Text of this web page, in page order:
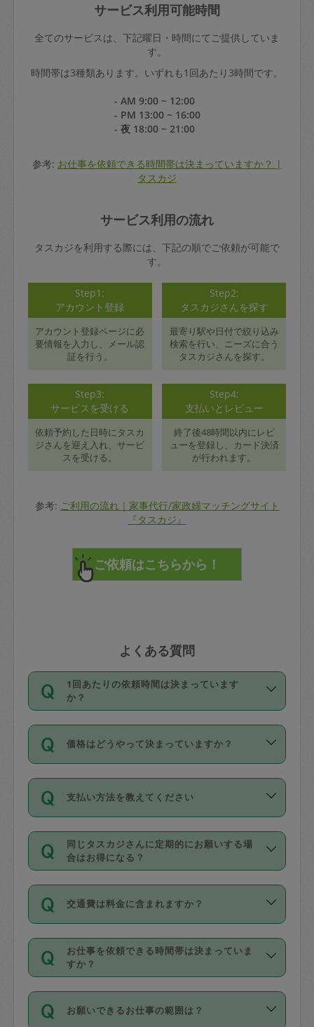
サービス利用可能時間
全てのサービスは、下記曜日・時間にてご提供していま
す。
時間帯は3種類あります。いずれも1回あたり3時間です。
- AM 9:00 ~ 12:00
- PM 13:00 ~ 16:00
- 夜 18:00 ~ 21:00
参考: お仕事を依頼できる時間帯は決まっていますか？ |
タスカジ
サービス利用の流れ
タスカジを利用する際には、下記の順でご依頼が可能で
す。
Step1:
アカウント登録
アカウント登録ページに必
要情報を入力し、メール認
証を行う。
Step2:
タスカジさんを探す
最寄り駅や日付で絞り込み
検索を行い、ニーズに合う
タスカジさんを探す。
Step3:
サービスを受ける
依頼予約した日時にタスカ
ジさんを迎え入れ、サービ
スを受ける。
Step4:
支払いとレビュー
終了後48時間以内にレビ
ューを登録し、カード決済
が行われます。
参考: ご利用の流れ｜家事代行/家政婦マッチングサイト
『タスカジ』
よくある質問
1回あたりの依頼時間は決まっています
か？
依頼1回につき3時間固定です。3時間を
超えて依頼したい場合は、延長機能をご
利用ください。機能をご利用いただくに
の上事前申請することが必要です。な
お、3時間を下回っても、値引き等はござ
いません。
価格はどうやって決まっていますか？
11種類の価格帯の中からタスカジさん自
身が価格を選んで設定しています。
タスカジさんの価格設定には最初は制限
があり、レビュー件数、レビューの平均
値、などで除々に設定可能な最高額が上
がっていく仕組みになっています。
支払い方法を教えてください
お支払方法はクレジットカード（Visa／
Master／JCB／AMERICAN EXPRESS／
Diners Club）のみとなります。
を行う際にご入力ください。プロフィー
ル登録時にはご入力いただかなくても大
丈夫です。
デビットカード・プリペイドカード（Vプ
リカ、au WALLETなど）は支払にはご利
銀行振込や現金払いも対応していませ
同じタスカジさんに定期的にお願いする場
合はお得になる？
依頼には「スポット」と「定期（毎週｜
隔週）」があり、「定期」の依頼は「ス
ポット」よりお得な料金でご利用できま
す。
定期の最低利用回数は設けていない代わ
りに、一定数を超えたキャンセルは有償
交通費は料金に含まれますか？
交通費は依頼料金とは別途発生し、依頼
料金のご請求と合わせてお支払いとなり
ます。交通費の金額は「依頼の詳細」に
お仕事を依頼できる時間帯は決まっていま
すか？
時間帯は3種類あります。いずれも１回あ
たり３時間です。
お願いできるお仕事の範囲は？